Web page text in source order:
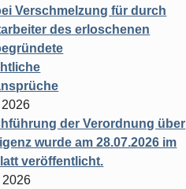
Verschmelzung für durch
des erloschenen
der Verordnung über
wurde am 28.07.2026 im
veröffentlicht.
2026